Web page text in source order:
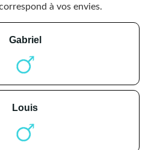
à vos envies.
gabriel
louis